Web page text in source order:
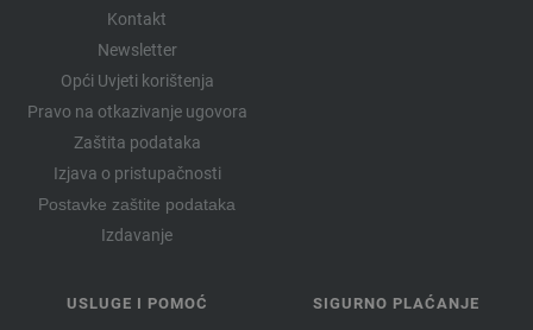
Kontakt
Newsletter
Opći Uvjeti korištenja
Pravo na otkazivanje ugovora
Zaštita podataka
Izjava o pristupačnosti
Postavke zaštite podataka
Izdavanje
USLUGE I POMOĆ SIGURNO PLAĆANJE